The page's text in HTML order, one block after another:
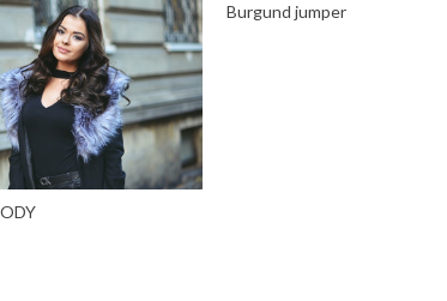
Burgund jumper